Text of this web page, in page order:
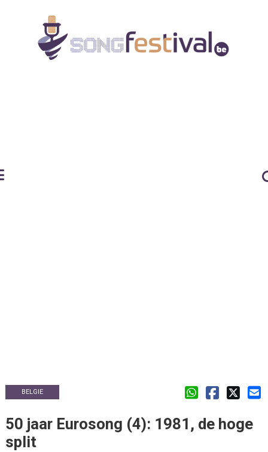
BELGIE
50 jaar Eurosong (4): 1981, de hoge
split